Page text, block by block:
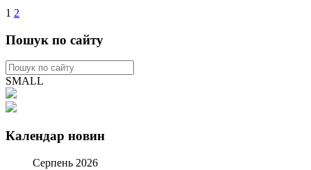
1 2
Пошук по сайту
SMALL
Календар новин
Серпень 2026